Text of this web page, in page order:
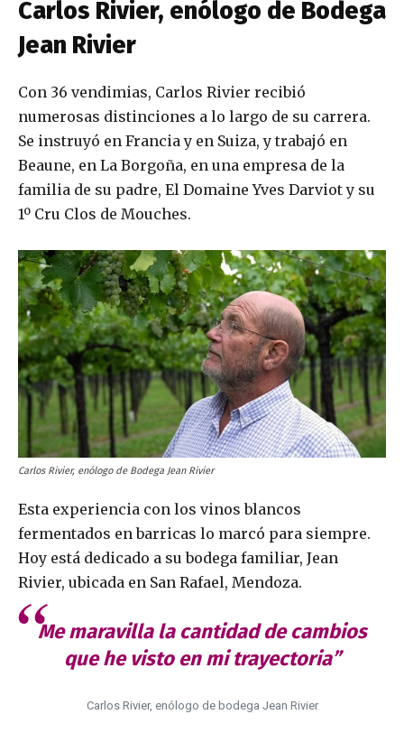
Carlos Rivier, enólogo de Bodega
Jean Rivier
Con 36 vendimias, Carlos Rivier recibió
numerosas distinciones a lo largo de su carrera.
Se instruyó en Francia y en Suiza, y trabajó en
Beaune, en La Borgoña, en una empresa de la
familia de su padre, El Domaine Yves Darviot y su
1º Cru Clos de Mouches.
Carlos Rivier, enólogo de Bodega Jean Rivier
Esta experiencia con los vinos blancos
fermentados en barricas lo marcó para siempre.
Hoy está dedicado a su bodega familiar, Jean
Rivier, ubicada en San Rafael, Mendoza.
Me maravilla la cantidad de cambios
que he visto en mi trayectoria”
Carlos Rivier, enólogo de bodega Jean Rivier